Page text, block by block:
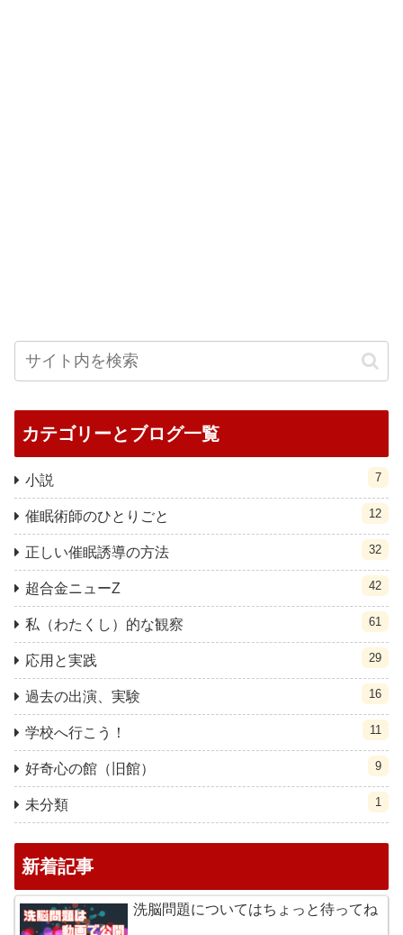
カテゴリーとブログ一覧
小説 7
催眠術師のひとりごと 12
正しい催眠誘導の方法 32
超合金ニューZ 42
私（わたくし）的な観察 61
応用と実践 29
過去の出演、実験 16
学校へ行こう！ 11
好奇心の館（旧館） 9
未分類 1
新着記事
洗脳問題についてはちょっと待ってね